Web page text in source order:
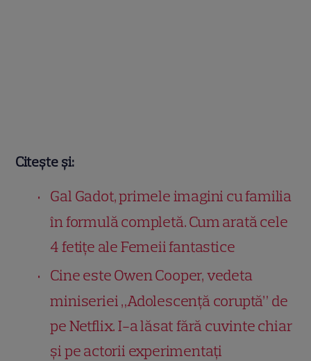
Citește și:
Gal Gadot, primele imagini cu familia
în formulă completă. Cum arată cele
4 fetițe ale Femeii fantastice
Cine este Owen Cooper, vedeta
miniseriei „Adolescență coruptă” de
pe Netflix. I-a lăsat fără cuvinte chiar
și pe actorii experimentați